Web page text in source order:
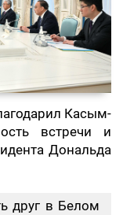
Касым-
встречи и
Дональда
друг в Белом